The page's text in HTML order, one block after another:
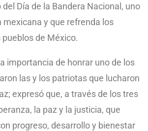
Día de la Bandera Nacional, uno
y que refrenda los
de México.
importancia de honrar uno de los
las y los patriotas que lucharon
expresó que, a través de los tres
la paz y la justicia, que
progreso, desarrollo y bienestar